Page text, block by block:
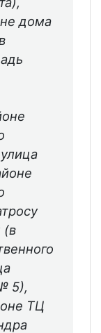
дома
(в
5),
ТЦ